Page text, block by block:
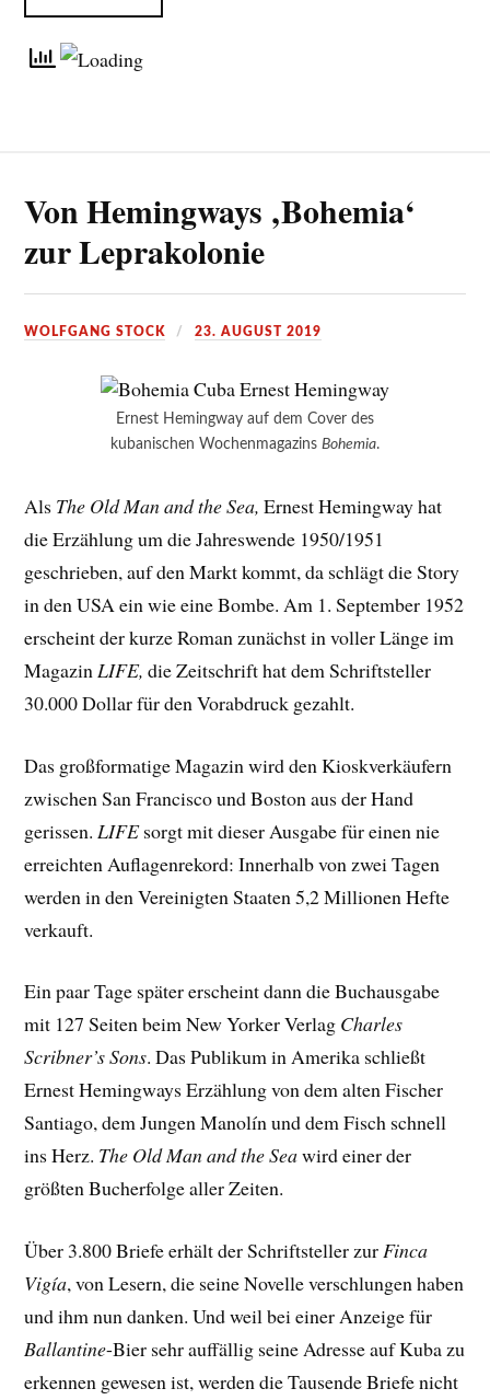
Von Hemingways ‚Bohemia‘
zur Leprakolonie
WOLFGANG STOCK 23. AUGUST 2019
Ernest Hemingway auf dem Cover des
kubanischen Wochenmagazins Bohemia.
Als The Old Man and the Sea,Ernest Hemingway hat
die Erzählung um die Jahreswende 1950/1951
geschrieben, auf den Markt kommt, da schlägt die Story
in den USA ein wie eine Bombe. Am 1. September 1952
erscheint der kurze Roman zunächst in voller Länge im
MagazinLIFE,die Zeitschrift hat dem Schriftsteller
30.000 Dollar für den Vorabdruck gezahlt.
Das großformatige Magazin wird den Kioskverkäufern
zwischen San Francisco und Boston aus der Hand
gerissen. LIFEsorgt mit dieser Ausgabe für einen nie
erreichten Auflagenrekord: Innerhalb von zwei Tagen
werden in den Vereinigten Staaten 5,2 Millionen Hefte
verkauft.
Ein paar Tage später erscheint dann die Buchausgabe
mit 127 Seiten beim New Yorker Verlag Charles
Scribner’s Sons. Das Publikum in Amerika schließt
Ernest Hemingways Erzählung von dem alten Fischer
Santiago, dem Jungen Manolín und dem Fisch schnell
ins Herz. The Old Man and the Seawird einer der
größten Bucherfolge aller Zeiten.
Über 3.800 Briefe erhält der Schriftsteller zurFinca
Vigía, von Lesern, die seine Novelle verschlungen haben
und ihm nun danken. Und weil bei einer Anzeige für
Ballantine-Bier sehr auffällig seine Adresse auf Kuba zu
erkennen gewesen ist, werden die Tausende Briefe nicht